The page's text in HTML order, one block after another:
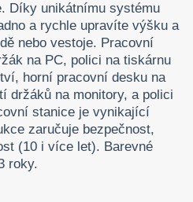
Díky unikátnímu systému
a rychle upravíte výšku a
nebo vestoje. Pracovní
na PC, polici na tiskárnu
horní pracovní desku na
držáků na monitory, a polici
stanice je vynikající
zaručuje bezpečnost,
(10 i více let). Barevné
roky.